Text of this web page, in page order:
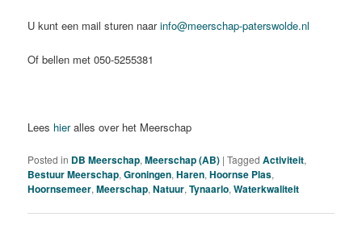
U kunt een mail sturen naarinfo@meerschap-paterswolde.nl
Of bellen met 050-5255381
Lees hieralles over het Meerschap
Posted in DB Meerschap,Meerschap (AB) |Tagged Activiteit,
Bestuur Meerschap,Groningen,Haren,Hoornse Plas,
Hoornsemeer,Meerschap,Natuur,Tynaarlo,Waterkwaliteit